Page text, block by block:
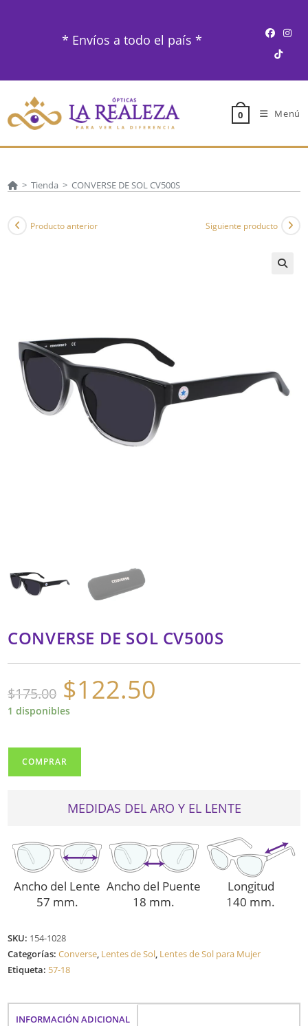
* Envíos a todo el país *
0 Menú
> Tienda > CONVERSE DE SOL CV500S
Producto anterior Siguiente producto
CONVERSE DE SOL CV500S
$175.00
El
precio
original
era:
$122.50
1 disponibles
COMPRAR
MEDIDAS DEL ARO Y EL LENTE
Ancho del Lente
57 mm.
Ancho del Puente
18 mm.
Longitud
140 mm.
SKU: 154-1028
Categorías:Converse, Lentes de Sol, Lentes de Sol para Mujer
Etiqueta: 57-18
INFORMACIÓN ADICIONAL